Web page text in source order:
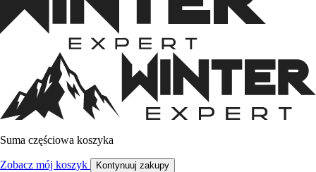
Suma częściowa koszyka
Zobacz mój koszyk Kontynuuj zakupy